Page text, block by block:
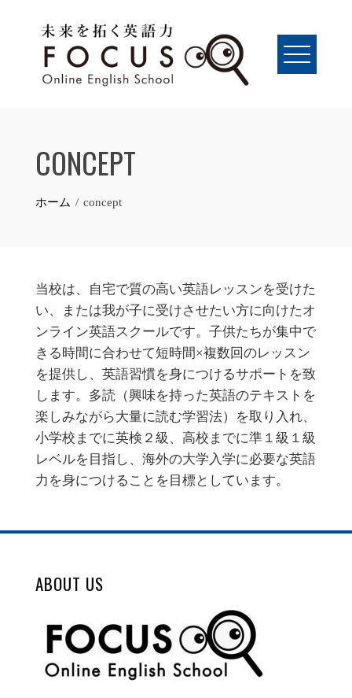
CONCEPT
ホーム concept
当校は、自宅で質の高い英語レッスンを受けた
い、または我が子に受けさせたい方に向けたオ
ンライン英語スクールです。子供たちが集中で
きる時間に合わせて短時間×複数回のレッスン
を提供し、英語習慣を身につけるサポートを致
します。多読（興味を持った英語のテキストを
楽しみながら大量に読む学習法）を取り入れ、
小学校までに英検２級、高校までに準１級１級
レベルを目指し、海外の大学入学に必要な英語
力を身につけることを目標としています。
ABOUT US